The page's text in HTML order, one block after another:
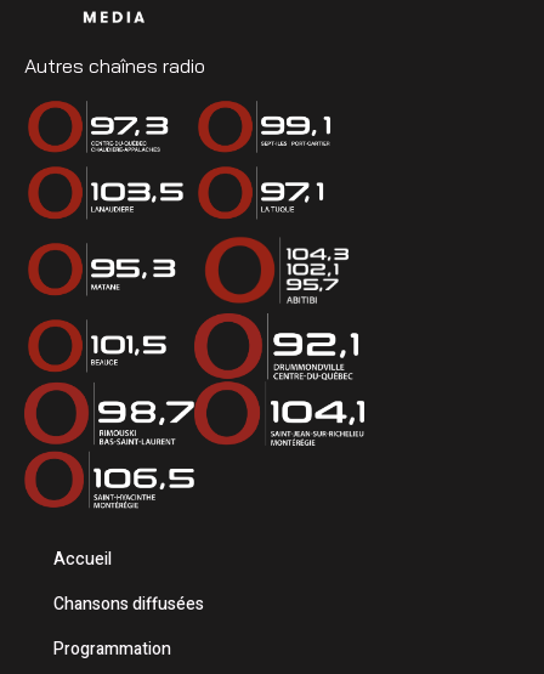
Autres chaînes radio
Accueil
Chansons diffusées
Programmation